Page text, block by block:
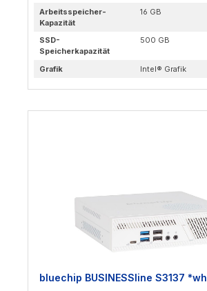
Arbeitsspeicher-
Kapazität
16 GB
SSD-
Speicherkapazität
500 GB
Grafik Intel® Grafik
bluechip BUSINESSline S3137